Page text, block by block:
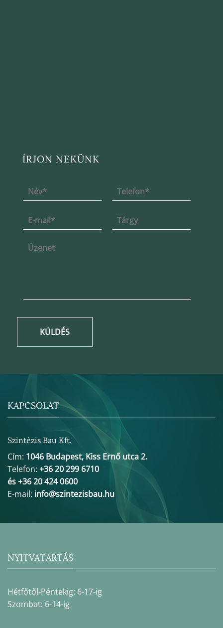
ÍRJON NEKÜNK
KÜLDÉS
KAPCSOLAT
Szintézis Bau Kft.
Cím: 1046 Budapest, Kiss Ernő utca 2.
Telefon: +36 20 299 6710
és +36 20 424 0600
E-mail: info@szintezisbau.hu
NYITVATARTÁS
Hétfőtől-Péntekig: 6-17-ig
Szombat: 6-14-ig